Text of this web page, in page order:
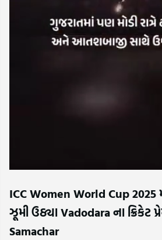
ICC Women World Cup 2025
ઝૂમી ઉઠ્યા Vadodara ના ક્રિકેટ
Samachar